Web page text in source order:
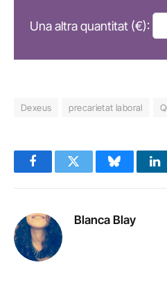
Una altra quantitat (€):
Dexeus precarietat laboral
FacebookTwitter Bluesky
Blanca Blay